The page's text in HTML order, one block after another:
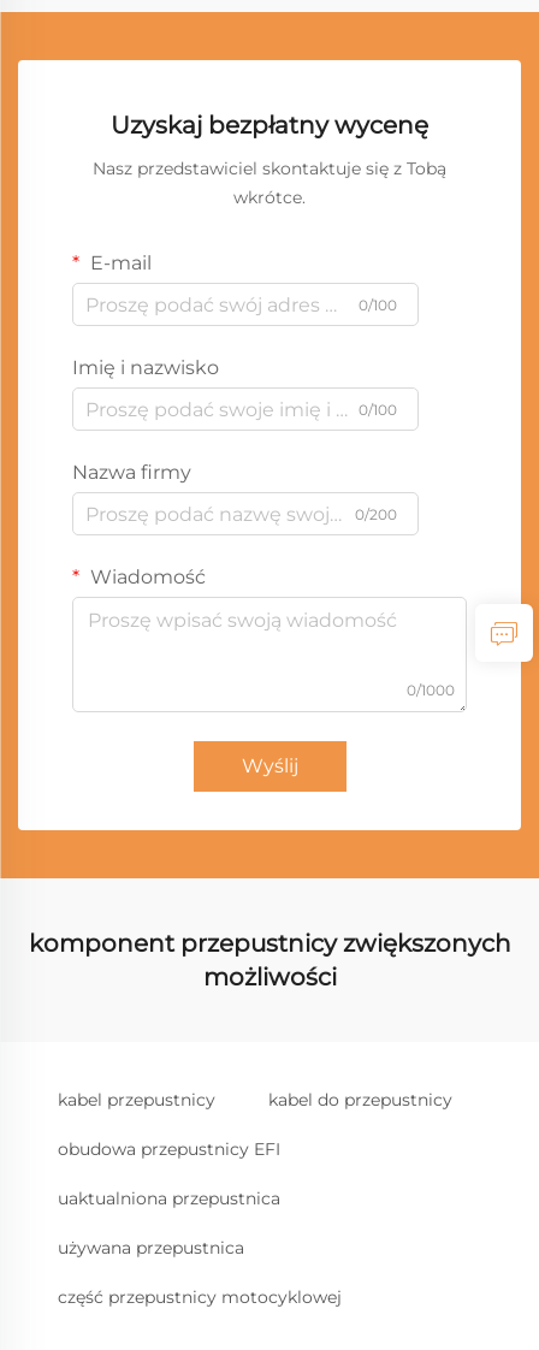
Uzyskaj bezpłatny wycenę
Nasz przedstawiciel skontaktuje się z Tobą
wkrótce.
E-mail
0/100
Imię i nazwisko
0/100
Nazwa firmy
0/200
Wiadomość
0/1000
Wyślij
komponent przepustnicy zwiększonych
możliwości
kabel przepustnicy kabel do przepustnicy
obudowa przepustnicy EFI
uaktualniona przepustnica
używana przepustnica
część przepustnicy motocyklowej